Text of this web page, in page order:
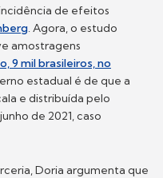
de efeitos
. Agora, o estudo
amostragens
9 mil brasileiros, no
estadual é de que a
e distribuída pelo
de 2021, caso
Doria argumenta que